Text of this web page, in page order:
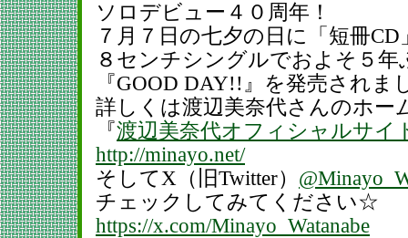
ソロデビュー４０周年！
７月７日の七夕の日に「短冊
８センチシングルでおよそ５年
『GOOD DAY!!』を発売されま
詳しくは渡辺美奈代さんのホー
『渡辺美奈代オフィシャルサイ
http://minayo.net/
そしてX（旧Twitter）
チェックしてみてください☆
https://x.com/Minayo_Watanabe